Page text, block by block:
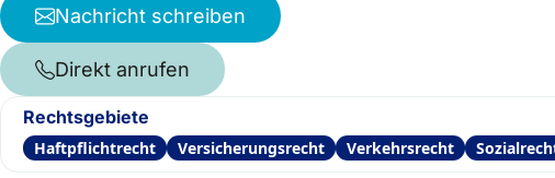
Nachricht schreiben
Direkt anrufen
Rechtsgebiete
Haftpflichtrecht Versicherungsrecht Verkehrsrecht